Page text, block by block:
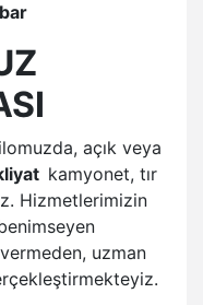
açık veya
kamyonet, tır
Hizmetlerimizin
uzman